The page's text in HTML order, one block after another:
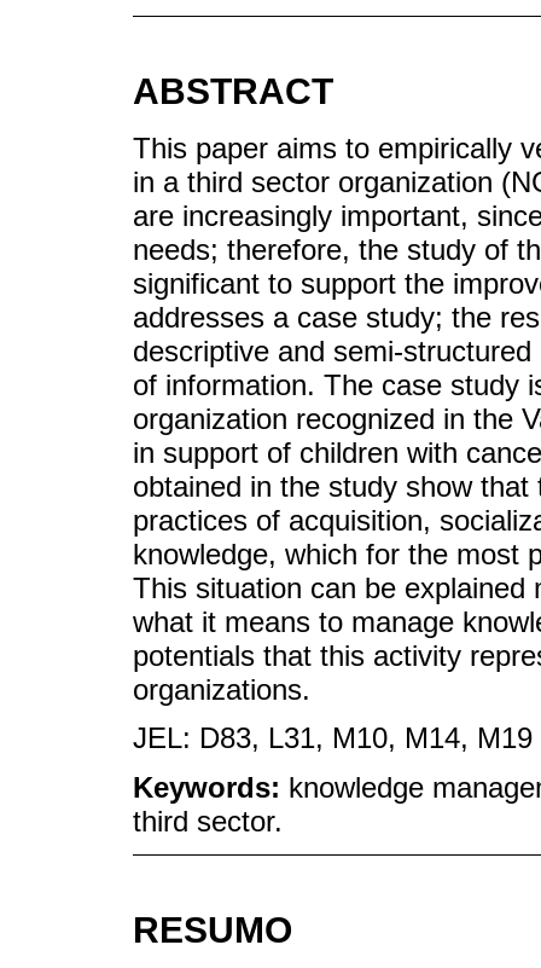
ABSTRACT
This paper aims to empirically
in a third sector organization
are increasingly important,
needs; therefore, the study of
significant to support the
addresses a case study; the
descriptive and semi-
of information. The case study
organization recognized in the
in support of children with
obtained in the study show
practices of acquisition,
knowledge, which for the most
This situation can be
what it means to manage
potentials that this activity
organizations.
JEL: D83, L31, M10, M14, M19
Keywords: knowledge
third sector.
RESUMO